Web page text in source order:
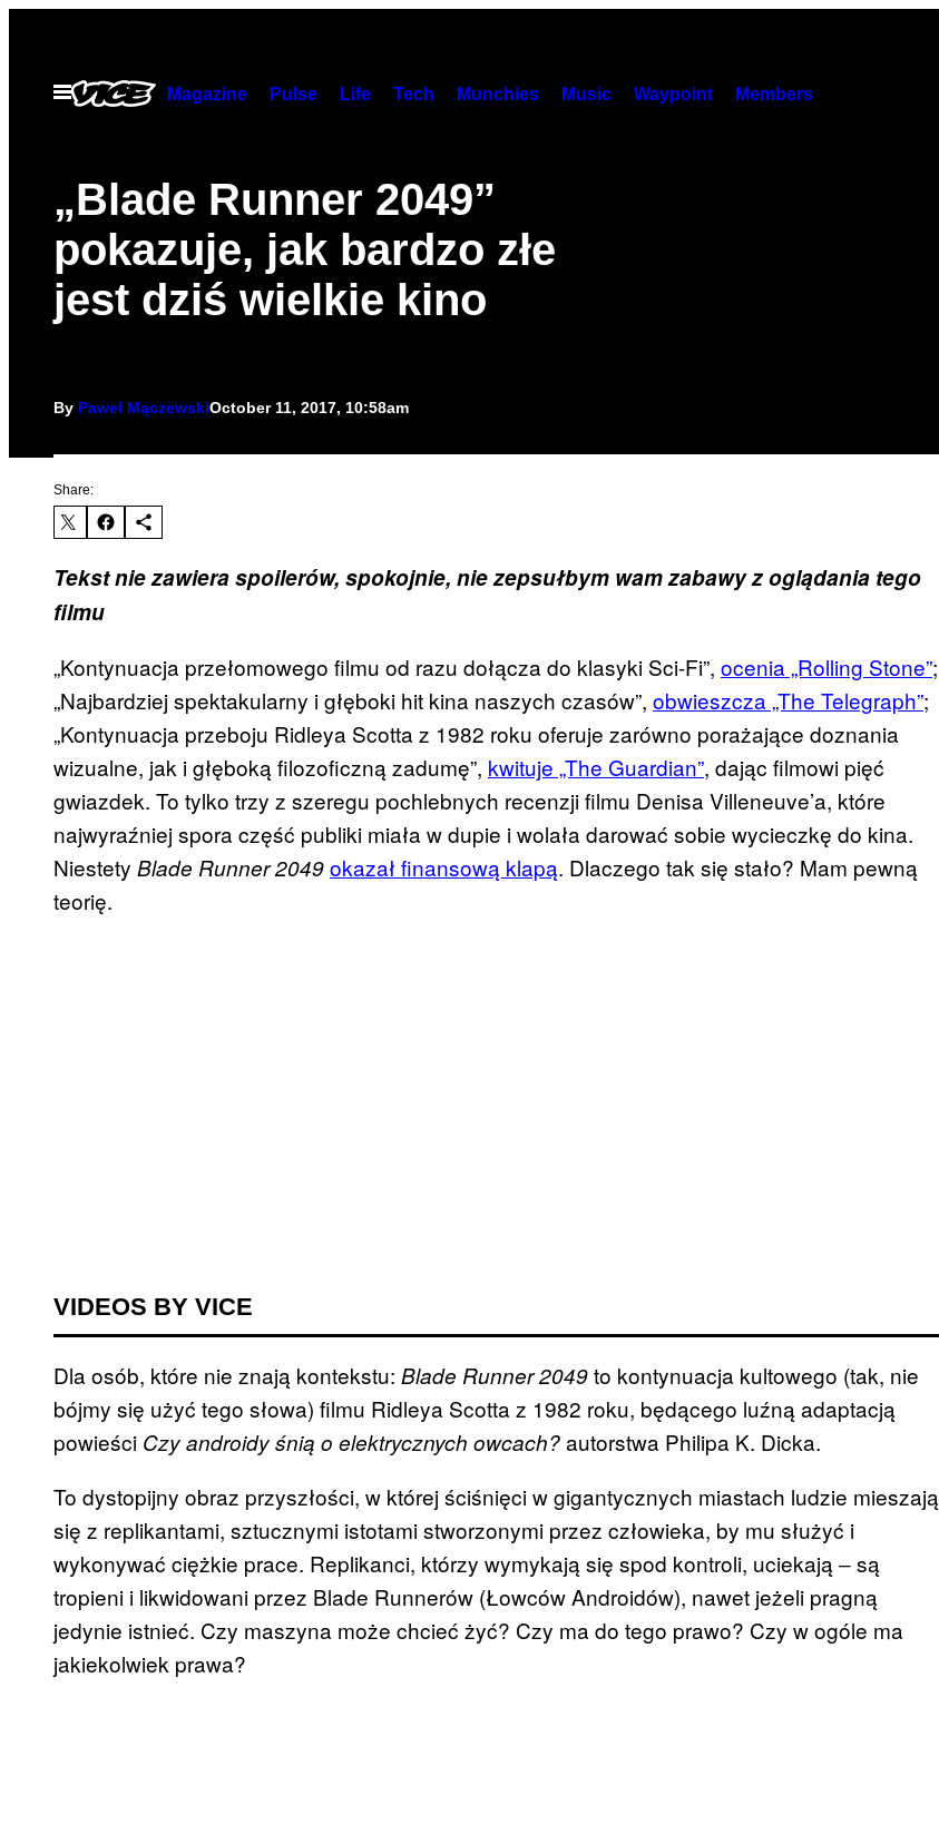
contentOpen
Menu
Magazine Pulse Life Tech Munchies Music Waypoint Members
„Blade Runner 2049”
pokazuje, jak bardzo złe
jest dziś wielkie kino
By Paweł MączewskiOctober 11, 2017, 10:58am
Share:
Tekst nie zawiera spoilerów, spokojnie, nie zepsułbym wam zabawy z oglądania tego
filmu
„Kontynuacja przełomowego filmu od razu dołącza do klasyki Sci-Fi”, ocenia „Rolling Stone”;
„Najbardziej spektakularny i głęboki hit kina naszych czasów”, obwieszcza „The Telegraph”;
„Kontynuacja przeboju Ridleya Scotta z 1982 roku oferuje zarówno porażające doznania
wizualne, jak i głęboką filozoficzną zadumę”, kwituje „The Guardian”, dając filmowi pięć
gwiazdek. To tylko trzy z szeregu pochlebnych recenzji filmu Denisa Villeneuve’a, które
najwyraźniej spora część publiki miała w dupie i wolała darować sobie wycieczkę do kina.
Niestety Blade Runner 2049okazał finansową klapą. Dlaczego tak się stało? Mam pewną
teorię.
VIDEOS BY VICE
Dla osób, które nie znają kontekstu: Blade Runner 2049to kontynuacja kultowego (tak, nie
bójmy się użyć tego słowa) filmu Ridleya Scotta z 1982 roku, będącego luźną adaptacją
powieści Czy androidy śnią o elektrycznych owcach?autorstwa Philipa K. Dicka.
To dystopijny obraz przyszłości, w której ściśnięci w gigantycznych miastach ludzie mieszają
się z replikantami, sztucznymi istotami stworzonymi przez człowieka, by mu służyć i
wykonywać ciężkie prace. Replikanci, którzy wymykają się spod kontroli, uciekają ‒ są
tropieni i likwidowani przez Blade Runnerów (Łowców Androidów), nawet jeżeli pragną
jedynie istnieć. Czy maszyna może chcieć żyć? Czy ma do tego prawo? Czy w ogóle ma
jakiekolwiek prawa?